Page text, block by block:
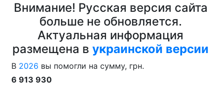
Внимание! Русская версия сайта
больше не обновляется.
Актуальная информация
размещена в украинской версии
В 2026 вы помогли на сумму, грн.
6 913 930